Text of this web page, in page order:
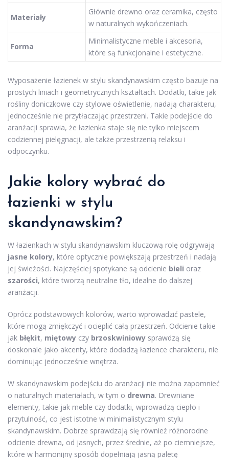
Materiały
Głównie drewno oraz ceramika, często
w naturalnych wykończeniach.
Forma
Minimalistyczne meble i akcesoria,
które są funkcjonalne i estetyczne.
Wyposażenie łazienek w stylu skandynawskim często bazuje na
prostych liniach i geometrycznych kształtach. Dodatki, takie jak
rośliny doniczkowe czy stylowe oświetlenie, nadają charakteru,
jednocześnie nie przytłaczając przestrzeni. Takie podejście do
aranżacji sprawia, że łazienka staje się nie tylko miejscem
codziennej pielęgnacji, ale także przestrzenią relaksu i
odpoczynku.
Jakie kolory wybrać do
łazienki w stylu
skandynawskim?
W łazienkach w stylu skandynawskim kluczową rolę odgrywają
jasne kolory, które optycznie powiększają przestrzeń i nadają
jej świeżości. Najczęściej spotykane są odcienie bieli oraz
szarości, które tworzą neutralne tło, idealne do dalszej
aranżacji.
Oprócz podstawowych kolorów, warto wprowadzić pastele,
które mogą zmiękczyć i ocieplić całą przestrzeń. Odcienie takie
jak błękit, miętowy czy brzoskwiniowy sprawdzą się
doskonale jako akcenty, które dodadzą łazience charakteru, nie
dominując jednocześnie wnętrza.
W skandynawskim podejściu do aranżacji nie można zapomnieć
o naturalnych materiałach, w tym o drewna. Drewniane
elementy, takie jak meble czy dodatki, wprowadzą ciepło i
przytulność, co jest istotne w minimalistycznym stylu
skandynawskim. Dobrze sprawdzają się również różnorodne
odcienie drewna, od jasnych, przez średnie, aż po ciemniejsze,
które w harmonijny sposób dopełniają jasną paletę